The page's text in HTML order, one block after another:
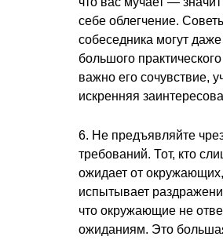
себе облегчение.
собеседника могут
большого
важно его сочувствие,
искренняя
6. Не предъявляйте
требований. Тот, кто
ожидает от
испытывает
что окружающие не
ожиданиям. Это